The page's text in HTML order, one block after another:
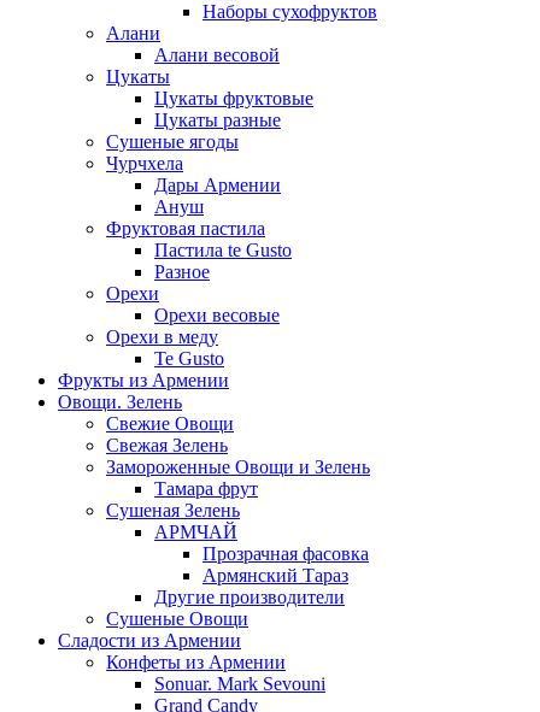
Наборы сухофруктов
Алани
Алани весовой
Цукаты
Цукаты фруктовые
Цукаты разные
Сушеные ягоды
Чурчхела
Дары Армении
Ануш
Фруктовая пастила
Пастила te Gusto
Разное
Орехи
Орехи весовые
Орехи в меду
Te Gusto
Фрукты из Армении
Овощи. Зелень
Свежие Овощи
Свежая Зелень
Замороженные Овощи и Зелень
Тамара фрут
Сушеная Зелень
АРМЧАЙ
Прозрачная фасовка
Армянский Тараз
Другие производители
Сушеные Овощи
Сладости из Армении
Конфеты из Армении
Sonuar. Mark Sevouni
Grand Candy